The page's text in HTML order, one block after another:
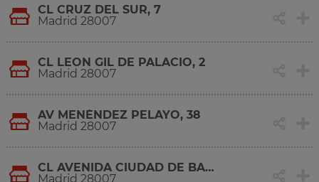
CL CRUZ DEL SUR, 7
Madrid 28007
CL LEON GIL DE PALACIO, 2
Madrid 28007
AV MENÉNDEZ PELAYO, 38
Madrid 28007
CL AVENIDA CIUDAD DE BARCELONA, 59
Madrid 28007